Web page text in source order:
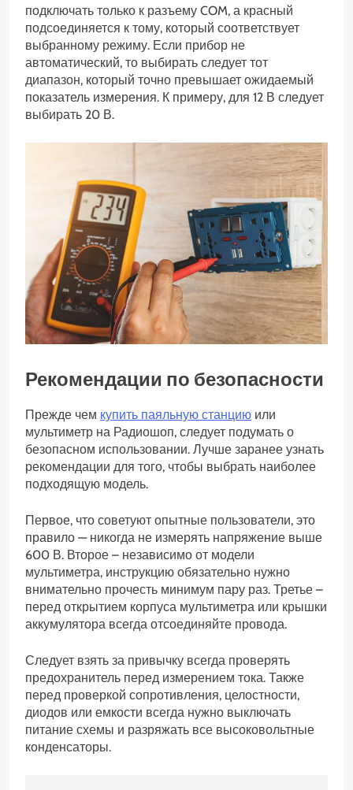
подключать только к разъему COM, а красный
подсоединяется к тому, который соответствует
выбранному режиму. Если прибор не
автоматический, то выбирать следует тот
диапазон, который точно превышает ожидаемый
показатель измерения. К примеру, для 12 В следует
выбирать 20 В.
Рекомендации по безопасности
Прежде чем купить паяльную станцию или
мультиметр на Радиошоп, следует подумать о
безопасном использовании. Лучше заранее узнать
рекомендации для того, чтобы выбрать наиболее
подходящую модель.
Первое, что советуют опытные пользователи, это
правило — никогда не измерять напряжение выше
600 В. Второе – независимо от модели
мультиметра, инструкцию обязательно нужно
внимательно прочесть минимум пару раз. Третье –
перед открытием корпуса мультиметра или крышки
аккумулятора всегда отсоединяйте провода.
Следует взять за привычку всегда проверять
предохранитель перед измерением тока. Также
перед проверкой сопротивления, целостности,
диодов или емкости всегда нужно выключать
питание схемы и разряжать все высоковольтные
конденсаторы.